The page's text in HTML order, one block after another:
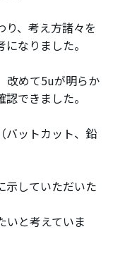
り、考え方諸々を
なりました。
改めて5uが明らか
できました。
バットカット、鉛
示していただいた
いと考えていま